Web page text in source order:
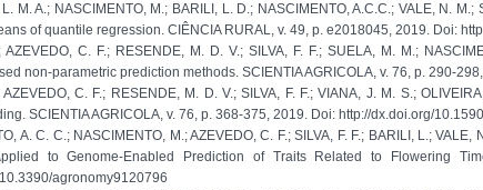
M. A.; NASCIMENTO, M.; BARILI, L. D.; NASCIMENTO, A.C.C.; VALE, N.
of quantile regression. CIÊNCIA RURAL, v. 49, p. e2018045, 2019. Doi:
AZEVEDO, C. F.; RESENDE, M. D. V.; SILVA, F. F.; SUELA, M. M.;
non-parametric prediction methods. SCIENTIA AGRICOLA, v. 76, p. 290-
AZEVEDO, C. F.; RESENDE, M. D. V.; SILVA, F. F.; VIANA, J. M. S.;
SCIENTIA AGRICOLA, v. 76, p. 368-375, 2019. Doi: http://dx.doi.org/
A. C. C.; NASCIMENTO, M.; AZEVEDO, C. F.; SILVA, F. F.; BARILI, L.;
to Genome-Enabled Prediction of Traits Related to Flowering
agronomy9120796